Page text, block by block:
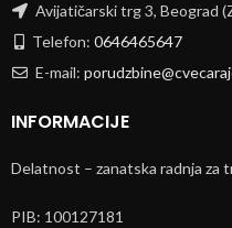
Avijatičarski trg 3, Beograd
Telefon: 0646465647
E-mail:
INFORMACIJE
Delatnost – zanatska radnja za
PIB: 100127181